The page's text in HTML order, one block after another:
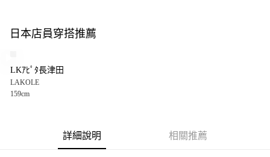
全盈+PAY
【大哥付你分期使用說明】
1.本服務由台灣大哥大提供，台灣大哥大用戶可立即使用無須另外申請。
2.付款方式選擇「大哥付你分期」，訂單成立後會自動跳轉到大哥付的交易
3.實際核准額度、可分期數及費用金額請依後續交易確認頁面所載為準。
4.訂單成立30分鐘內，如未前往確認交易或遇審核未通過，訂單將自動取
消。如遇「轉專審核」未通過狀況，表示未達大哥付你分期系統評分，恕無
AFTEE先享後付
全家 取貨付款
日本店員穿搭推薦
LKｱﾋﾟﾀ長津田
LAKOLE
159cm
詳細說明 相關推薦